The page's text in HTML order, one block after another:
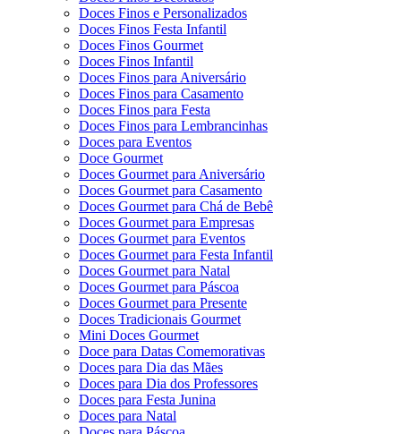
Doces Finos e Personalizados
Doces Finos Festa Infantil
Doces Finos Gourmet
Doces Finos Infantil
Doces Finos para Aniversário
Doces Finos para Casamento
Doces Finos para Festa
Doces Finos para Lembrancinhas
Doces para Eventos
Doce Gourmet
Doces Gourmet para Aniversário
Doces Gourmet para Casamento
Doces Gourmet para Chá de Bebê
Doces Gourmet para Empresas
Doces Gourmet para Eventos
Doces Gourmet para Festa Infantil
Doces Gourmet para Natal
Doces Gourmet para Páscoa
Doces Gourmet para Presente
Doces Tradicionais Gourmet
Mini Doces Gourmet
Doce para Datas Comemorativas
Doces para Dia das Mães
Doces para Dia dos Professores
Doces para Festa Junina
Doces para Natal